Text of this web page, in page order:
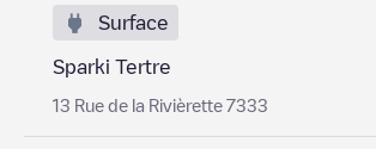
Surface
Sparki Tertre
13 Rue de la Rivièrette 7333